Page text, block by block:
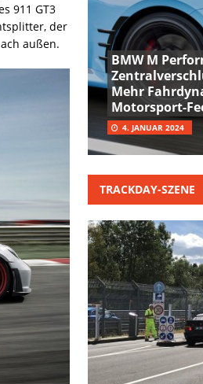
911 GT3
der
außen.
BMW M
Mehr
Motorsport-
4. JANUAR 2024
TRACKDAY-SZENE